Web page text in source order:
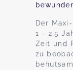
Der
1 - 2,5
Zeit und
zu